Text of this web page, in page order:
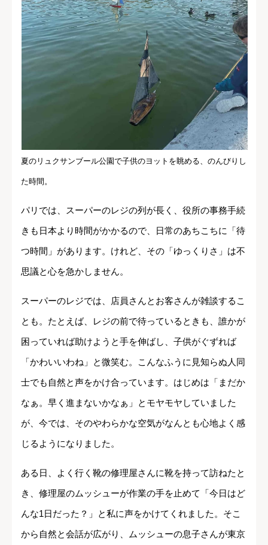
夏のリュクサンブール公園で子供のヨットを眺める、のんびりし
た時間。
パリでは、スーパーのレジの列が長く、役所の事務手続
きも日本より時間がかかるので、日常のあちこちに「待
つ時間」があります。けれど、その「ゆっくりさ」は不
思議と心を急かしません。
スーパーのレジでは、店員さんとお客さんが雑談するこ
とも。たとえば、レジの前で待っているときも、誰かが
困っていれば助けようと手を伸ばし、子供がぐずれば
「かわいいわね」と微笑む。こんなふうに見知らぬ人同
士でも自然と声をかけ合っています。はじめは「まだか
なぁ。早く進まないかなぁ」とモヤモヤしていました
が、今では、そのやわらかな空気がなんとも心地よく感
じるようになりました。
ある日、よく行く靴の修理屋さんに靴を持って訪ねたと
き、修理屋のムッシューが作業の手を止めて「今日はど
んな1日だった？」と私に声をかけてくれました。そこ
から自然と会話が広がり、ムッシューの息子さんが東京